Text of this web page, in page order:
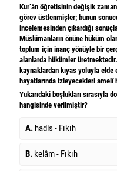
Kur’ân öğretisinin değişik
görev üstlenmişler; bunun
incelemesinden çıkardığı
Müslümanların önüne hüküm
toplum için inanç yönüyle bir
alanlarda hükümler
kaynaklardan kıyas yoluyla
hayatlarında izleyecekleri
Yukarıdaki boşlukları sırasıyla
hangisinde verilmiştir?
A. hadis - Fıkıh
B. kelâm - Fıkıh